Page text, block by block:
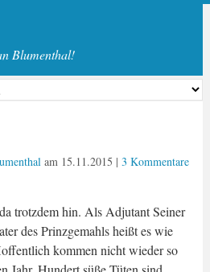
Blumenthal!
am 15.11.2015 | 3 Kommentare
trotzdem hin. Als Adjutant Seiner
des Prinzgemahls heißt es wie
kommen nicht wieder so